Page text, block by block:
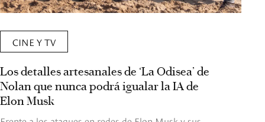
CINE Y TV
Los detalles artesanales de ‘La Odisea’ de
Nolan que nunca podrá igualar la IA de
Elon Musk